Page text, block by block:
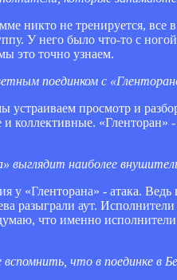
никто не тренируется,
У него было что-то с
это точно узнаем.
поединком с
просмотр и
коллективные. «Гленторан»
выглядит наиболее
у «Гленторана» - атака.
разыграли аут.
что именно
вспомнить, что в поединке